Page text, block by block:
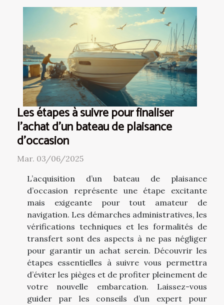
Les étapes à suivre pour finaliser
l'achat d'un bateau de plaisance
d'occasion
Mar. 03/06/2025
L’acquisition d’un bateau de plaisance
d’occasion représente une étape excitante
mais exigeante pour tout amateur de
navigation. Les démarches administratives, les
vérifications techniques et les formalités de
transfert sont des aspects à ne pas négliger
pour garantir un achat serein. Découvrir les
étapes essentielles à suivre vous permettra
d’éviter les pièges et de profiter pleinement de
votre nouvelle embarcation. Laissez-vous
guider par les conseils d’un expert pour